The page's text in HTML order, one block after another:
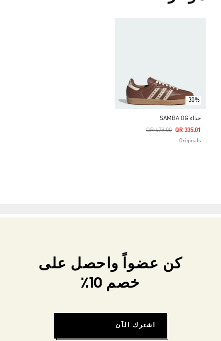
-30%
حذاء SAMBA OG
Price Reduced From
QR 479.00
To QR 335.01
Originals
كن عضواً واحصل على
خصم 10٪
اشترك الآن